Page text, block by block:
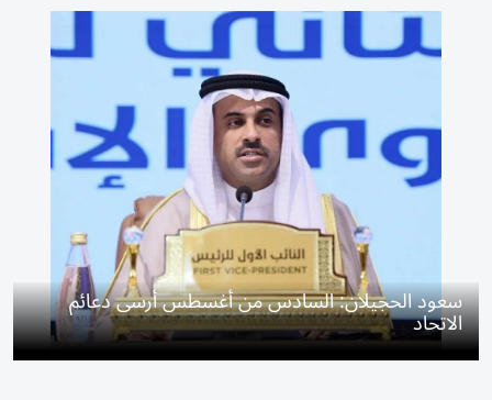
سعود الحجيلان: السادس من أغسطس أرسى دعائم
الاتحاد